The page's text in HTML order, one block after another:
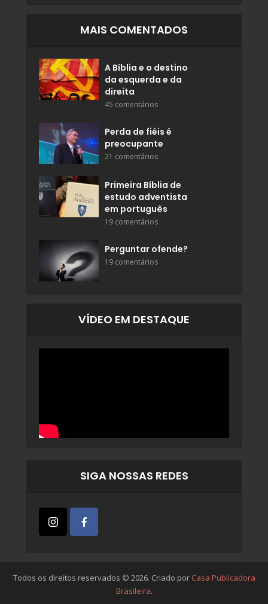
MAIS COMENTADOS
A Bíblia e o destino
da esquerda e da
direita
45 comentários
Perda de fiéis é
preocupante
21 comentários
Primeira Bíblia de
estudo adventista
em português
19 comentários
Perguntar ofende?
19 comentários
VÍDEO EM DESTAQUE
SIGA NOSSAS REDES
Todos os direitos reservados © 2026. Criado por Casa Publicadora
Brasileira.